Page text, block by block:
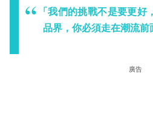
「我們的挑戰不是要更
品界，你必須走在潮流前
廣告